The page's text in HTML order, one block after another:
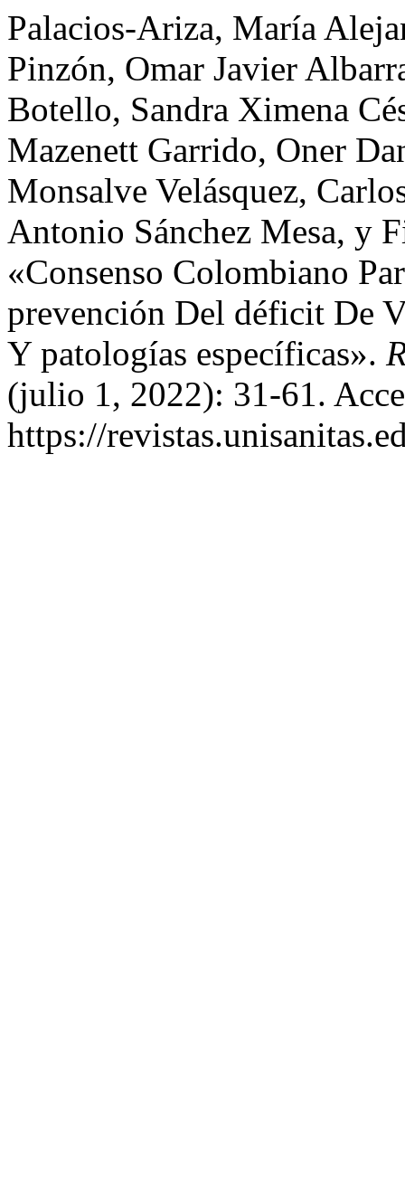
Palacios-Ariza, María
Pinzón, Omar Javier
Botello, Sandra Ximena
Mazenett Garrido, Oner
Monsalve Velásquez,
Antonio Sánchez Mesa, y
«Consenso Colombiano
prevención Del déficit De
Y patologías específicas».
(julio 1, 2022): 31-61.
https://